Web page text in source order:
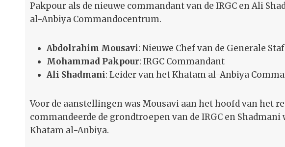
Pakpour als de nieuwe commandant van de IRGC en Ali
al-Anbiya Commandocentrum.
Abdolrahim Mousavi: Nieuwe Chef van de Generale Staf
Mohammad Pakpour: IRGC Commandant
Ali Shadmani: Leider van het Khatam al-Anbiya
Voor de aanstellingen was Mousavi aan het hoofd van het
commandeerde de grondtroepen van de IRGC en
Khatam al-Anbiya.